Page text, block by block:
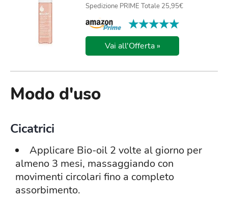
Spedizione PRIME Totale 25,95€
★★★★★
★★★★★
Vai all'Offerta »
Modo d'uso
Cicatrici
Applicare Bio-oil 2 volte al giorno per
almeno 3 mesi, massaggiando con
movimenti circolari fino a completo
assorbimento.